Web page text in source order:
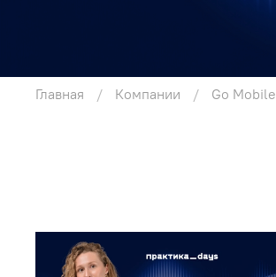
Главная Компании Go Mobile